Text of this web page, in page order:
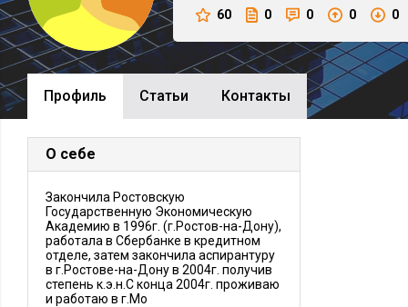
60 0 0 0 0
Профиль Cтатьи Контакты
О себе
Закончила Ростовскую
Государственную Экономическую
Академию в 1996г. (г.Ростов-на-Дону),
работала в Сбербанке в кредитном
отделе, затем закончила аспирантуру
в г.Ростове-на-Дону в 2004г. получив
степень к.э.н.С конца 2004г. проживаю
и работаю в г.Мо